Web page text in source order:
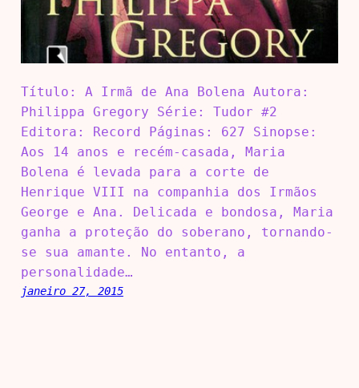
Título: A Irmã de Ana Bolena Autora:
Philippa Gregory Série: Tudor #2
Editora: Record Páginas: 627 Sinopse:
Aos 14 anos e recém-casada, Maria
Bolena é levada para a corte de
Henrique VIII na companhia dos Irmãos
George e Ana. Delicada e bondosa, Maria
ganha a proteção do soberano, tornando-
se sua amante. No entanto, a
personalidade…
janeiro 27, 2015